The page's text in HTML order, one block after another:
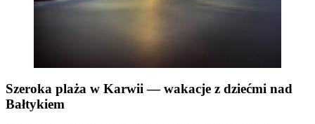
Szeroka plaża w Karwii — wakacje z dziećmi nad
Bałtykiem